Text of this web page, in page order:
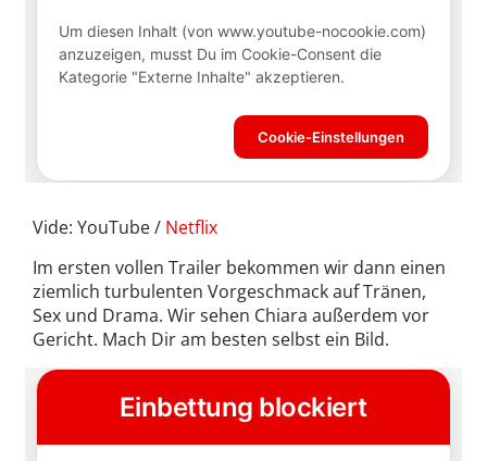
Vide: YouTube / Netflix
Im ersten vollen Trailer bekommen wir dann einen
ziemlich turbulenten Vorgeschmack auf Tränen,
Sex und Drama. Wir sehen Chiara außerdem vor
Gericht. Mach Dir am besten selbst ein Bild.